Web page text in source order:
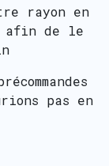
rayon en
afin de le
pas en